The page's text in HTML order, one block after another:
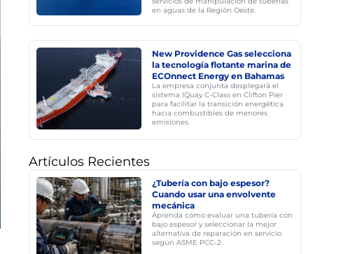
en aguas de la Región Oeste.
New Providence Gas selecciona
la tecnología flotante marina de
ECOnnect Energy en Bahamas
La empresa conjunta desplegará el
sistema IQuay C-Class en Clifton Pier
para facilitar la transición energética
hacia combustibles de menores
emisiones.
Artículos Recientes
¿Tubería con bajo espesor?
Cuando usar una envolvente
mecánica
Aprenda cómo evaluar una tubería con
bajo espesor y seleccionar la mejor
alternativa de reparación en servicio
según ASME PCC-2.